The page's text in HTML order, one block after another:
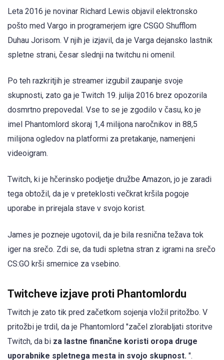
Leta 2016 je novinar Richard Lewis objavil elektronsko
pošto med Vargo in programerjem igre CSGO Shufflom
Duhau Jorisom. V njih je izjavil, da je Varga dejansko lastnik
spletne strani, česar slednji na twitchu ni omenil.
Po teh razkritjih je streamer izgubil zaupanje svoje
skupnosti, zato ga je Twitch 19. julija 2016 brez opozorila
dosmrtno prepovedal. Vse to se je zgodilo v času, ko je
imel Phantomlord skoraj 1,4 milijona naročnikov in 88,5
milijona ogledov na platformi za pretakanje, namenjeni
videoigram.
Twitch, ki je hčerinsko podjetje družbe Amazon, jo je zaradi
tega obtožil, da je v preteklosti večkrat kršila pogoje
uporabe in prirejala stave v svojo korist.
James je pozneje ugotovil, da je bila resnična težava tok
iger na srečo. Zdi se, da tudi spletna stran z igrami na srečo
CS:GO krši smernice za vsebino.
Twitcheve izjave proti Phantomlordu
Twitch je zato tik pred začetkom sojenja vložil pritožbo. V
pritožbi je trdil, da je Phantomlord "začel zlorabljati storitve
Twitch, da bi za lastne finančne koristi oropa druge
uporabnike spletnega mesta in svojo skupnost. ".